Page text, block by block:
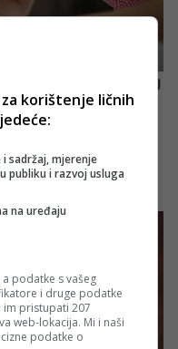
za korištenje ličnih
sadržaj, mjerenje
publiku i razvoj usluga
na uređaju
podatke s vašeg
i druge podatke
pristupati 207
web-lokacija. Mi i naši
podatke o